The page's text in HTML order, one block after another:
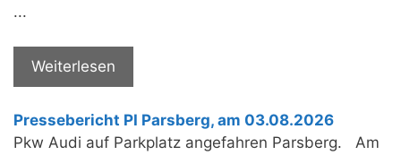
...
Weiterlesen
Pressebericht PI Parsberg, am 03.08.2026
Pkw Audi auf Parkplatz angefahren Parsberg. Am